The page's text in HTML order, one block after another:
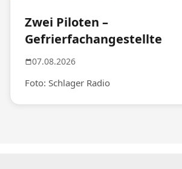
Zwei Piloten –
Gefrierfachangestellte
07.08.2026
Foto: Schlager Radio